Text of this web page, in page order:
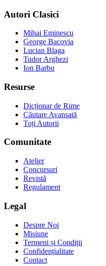
Autori Clasici
Mihai Eminescu
George Bacovia
Lucian Blaga
Tudor Arghezi
Ion Barbu
Resurse
Dicționar de Rime
Căutare Avansată
Toți Autorii
Comunitate
Atelier
Concursuri
Revistă
Regulament
Legal
Despre Noi
Misiune
Termeni și Condiții
Confidențialitate
Contact